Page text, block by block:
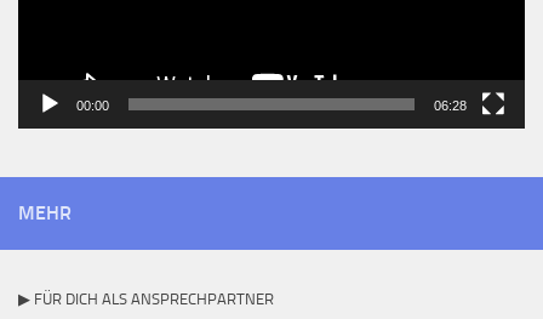
00:00 06:28
MEHR
▶ FÜR DICH ALS ANSPRECHPARTNER